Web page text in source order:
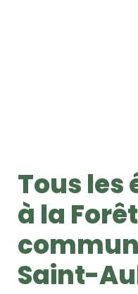
Tous les
à la Forêt
Saint-